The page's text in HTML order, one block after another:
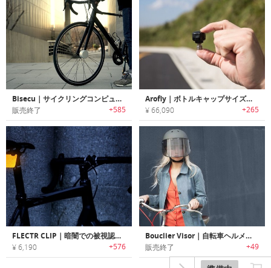
Bisecu｜サイクリングコンピューター搭載スマートバイクロック「バイセキュー」
販売終了 +585
Arofly｜ボトルキャップサイズスマートサイクリングパワーメーター「エアロフライ」
¥ 66,090 +265
FLECTR CLIP｜暗闇での被視認性を高めるクリップレフレクター「フレクタークリップ」
¥ 6,190 +576
Bouclier Visor｜自転車ヘルメット用サンバイザー「ブークリアーバイザー」
販売終了 +49